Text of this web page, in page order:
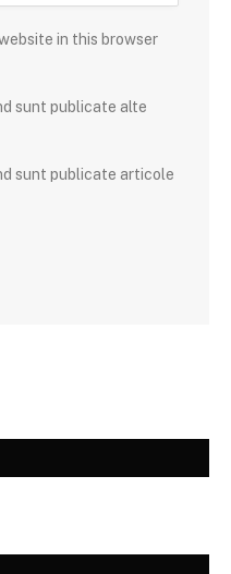
in this browser
sunt publicate alte
sunt publicate articole